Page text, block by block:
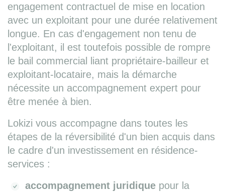
engagement contractuel de mise en location
avec un exploitant pour une durée relativement
longue. En cas d'engagement non tenu de
l'exploitant, il est toutefois possible de rompre
le bail commercial liant propriétaire-bailleur et
exploitant-locataire, mais la démarche
nécessite un accompagnement expert pour
être menée à bien.
Lokizi vous accompagne dans toutes les
étapes de la réversibilité d'un bien acquis dans
le cadre d'un investissement en résidence-
services :
accompagnement juridique pour la